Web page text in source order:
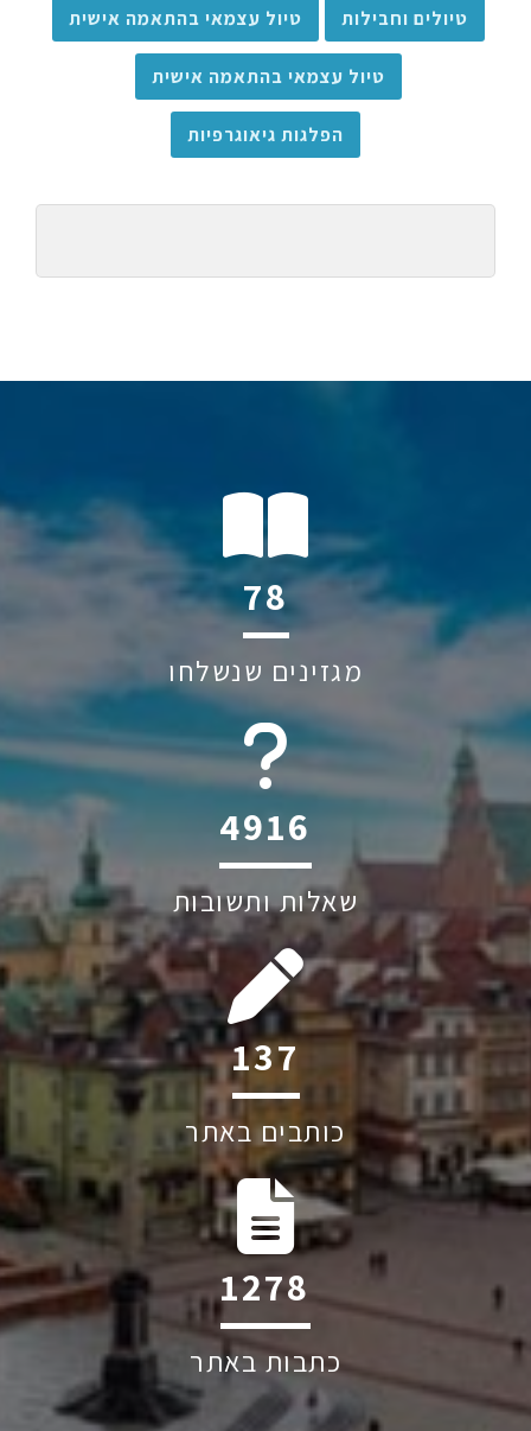
טיולים וחבילות טיול עצמאי בהתאמה אישית
טיול עצמאי בהתאמה אישית
הפלגות גיאוגרפיות
112
מגזינים שנשלחו
6045
שאלות ותשובות
197
כותבים באתר
1830
כתבות באתר